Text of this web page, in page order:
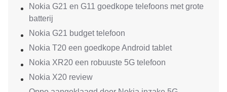
Nokia G21 en G11 goedkope telefoons met grote
batterij
Nokia G21 budget telefoon
Nokia T20 een goedkope Android tablet
Nokia XR20 een robuuste 5G telefoon
Nokia X20 review